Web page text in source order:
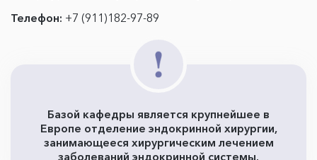
Телефон: +7 (911)182-97-89
Базой кафедры является крупнейшее в
Европе отделение эндокринной хирургии,
занимающееся хирургическим лечением
заболеваний эндокринной системы.